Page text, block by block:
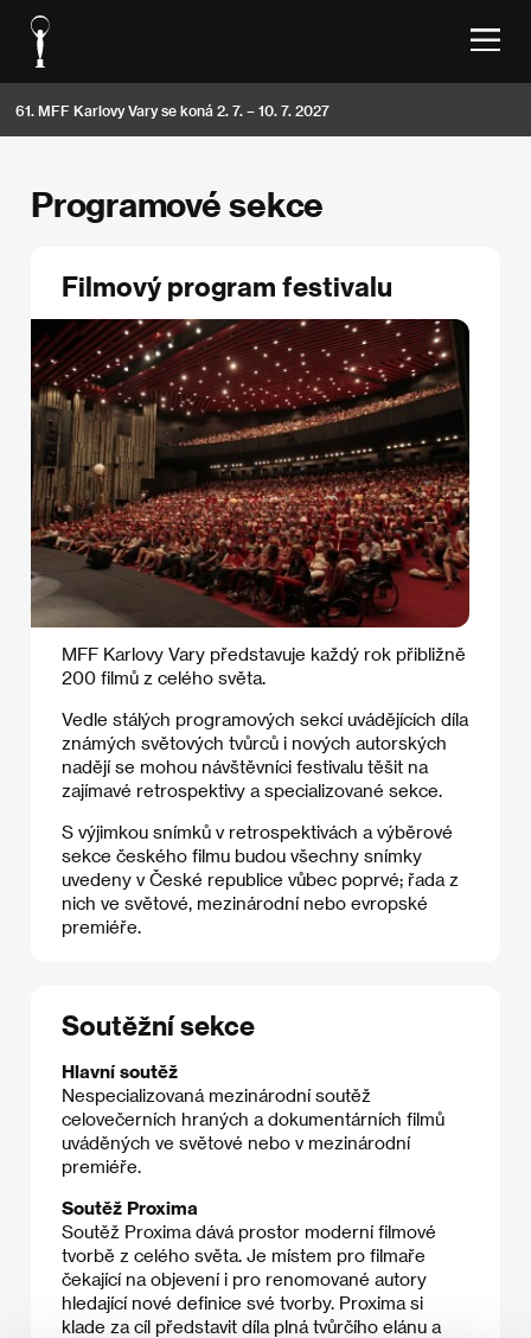
61. MFF Karlovy Vary se koná 2. 7. – 10. 7. 2027
Programové sekce
Filmový program festivalu
MFF Karlovy Vary představuje každý rok přibližně
200 filmů z celého světa.
Vedle stálých programových sekcí uvádějících díla
známých světových tvůrců i nových autorských
nadějí se mohou návštěvníci festivalu těšit na
zajímavé retrospektivy a specializované sekce.
S výjimkou snímků v retrospektivách a výběrové
sekce českého filmu budou všechny snímky
uvedeny v České republice vůbec poprvé; řada z
nich ve světové, mezinárodní nebo evropské
premiéře.
Soutěžní sekce
Hlavní soutěž
Nespecializovaná mezinárodní soutěž
celovečerních hraných a dokumentárních filmů
uváděných ve světové nebo v mezinárodní
premiéře.
Soutěž Proxima
Soutěž Proxima dává prostor moderní filmové
tvorbě z celého světa. Je místem pro filmaře
čekající na objevení i pro renomované autory
hledající nové definice své tvorby. Proxima si
klade za cíl představit díla plná tvůrčího elánu a